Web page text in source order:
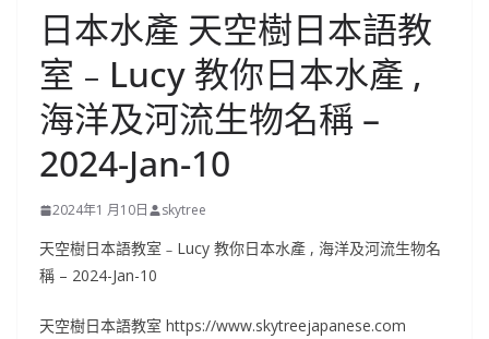
日本水產 天空樹日本語教
室﹣Lucy 教你日本水產 ,
海洋及河流生物名稱 –
2024-Jan-10
2024年1 月10日 skytree
天空樹日本語教室﹣Lucy 教你日本水產 , 海洋及河流生物名
稱 – 2024-Jan-10
天空樹日本語教室 https://www.skytreejapanese.com